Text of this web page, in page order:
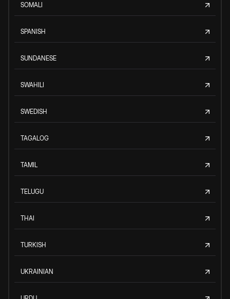
SOMALI
SPANISH
SUNDANESE
SWAHILI
SWEDISH
TAGALOG
TAMIL
TELUGU
THAI
TURKISH
UKRAINIAN